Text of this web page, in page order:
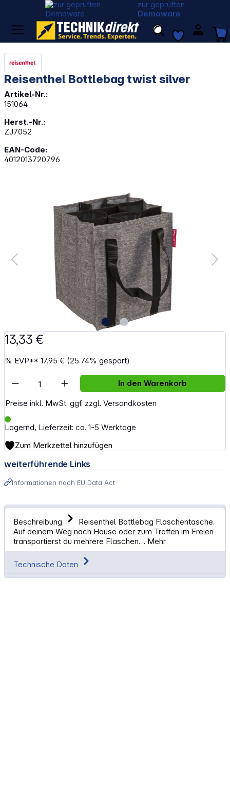
zur geprüften
Demoware
Reisenthel Bottlebag twist silver
Artikel-Nr.:
151064
Herst.-Nr.:
ZJ7052
EAN-Code:
4012013720796
Bildergalerie überspringen
13,33 €
% EVP**17,95 € (25.74% gespart)
Preise inkl. MwSt. ggf. zzgl. Versandkosten
Lagernd, Lieferzeit: ca. 1-5 Werktage
Artikel Anzahl: Gib den gewünschten
In den Warenkorb
Zum Merkzettel hinzufügen
weiterführende Links
Informationen nach EU Data Act
Beschreibung
Reisenthel Bottlebag Flaschentasche.
Auf deinem Weg nach Hause oder zum Treffen im Freien
transportierst du mehrere Flaschen… Mehr
Technische Daten